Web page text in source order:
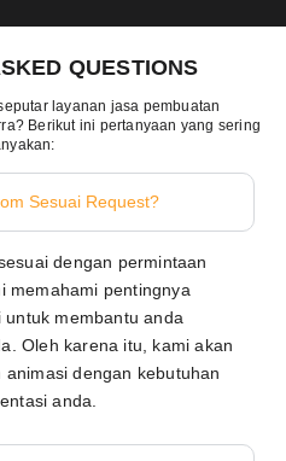
QUESTIONS
layanan jasa pembuatan
Berikut ini pertanyaan yang sering
Sesuai Request?
dengan permintaan
memahami pentingnya
membantu anda
Oleh karena itu, kami akan
dengan kebutuhan
anda.